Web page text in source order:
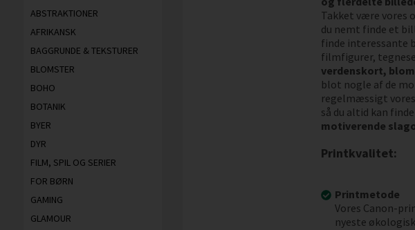
ABSTRAKTIONER
AFRIKANSK
BAGGRUNDE & TEKSTURER
BLOMSTER
BOHO
BOTANIK
BYER
DYR
FILM, SPIL OG SERIER
FOR BØRN
GAMING
GLAMOUR
Takket være vores
du nemt finde et
finde interessante
filmfigurer,
verdenskort,
blot nogle af de
regelmæssigt
så du altid kan
motiverende
Printkvalitet:
Printmetode
Vores Canon-
nyeste